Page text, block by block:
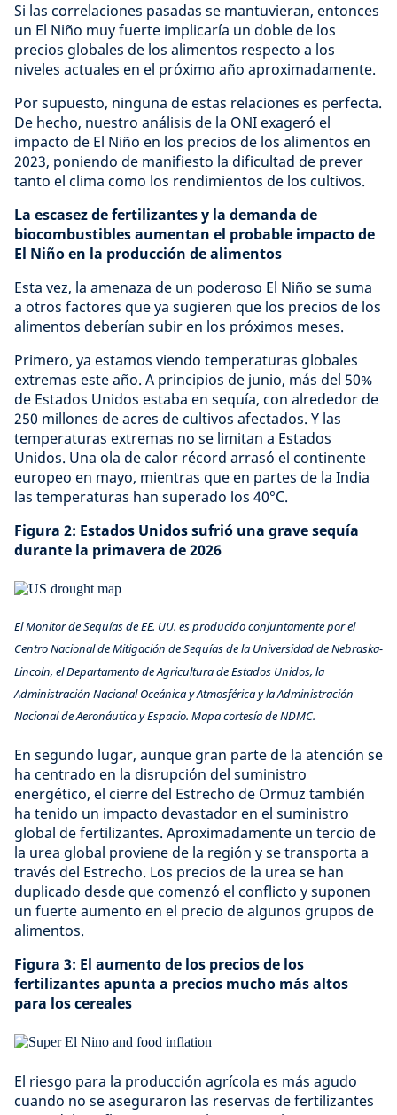
Si las correlaciones pasadas se mantuvieran, entonces
un El Niño muy fuerte implicaría un doble de los
precios globales de los alimentos respecto a los
niveles actuales en el próximo año aproximadamente.
Por supuesto, ninguna de estas relaciones es perfecta.
De hecho, nuestro análisis de la ONI exageró el
impacto de El Niño en los precios de los alimentos en
2023, poniendo de manifiesto la dificultad de prever
tanto el clima como los rendimientos de los cultivos.
La escasez de fertilizantes y la demanda de
biocombustibles aumentan el probable impacto de
El Niño en la producción de alimentos
Esta vez, la amenaza de un poderoso El Niño se suma
a otros factores que ya sugieren que los precios de los
alimentos deberían subir en los próximos meses.
Primero, ya estamos viendo temperaturas globales
extremas este año. A principios de junio, más del 50%
de Estados Unidos estaba en sequía, con alrededor de
250 millones de acres de cultivos afectados. Y las
temperaturas extremas no se limitan a Estados
Unidos. Una ola de calor récord arrasó el continente
europeo en mayo, mientras que en partes de la India
las temperaturas han superado los 40°C.
Figura 2: Estados Unidos sufrió una grave sequía
durante la primavera de 2026
El Monitor de Sequías de EE. UU. es producido conjuntamente por el
Centro Nacional de Mitigación de Sequías de la Universidad de Nebraska-
Lincoln, el Departamento de Agricultura de Estados Unidos, la
Administración Nacional Oceánica y Atmosférica y la Administración
Nacional de Aeronáutica y Espacio. Mapa cortesía de NDMC.
En segundo lugar, aunque gran parte de la atención se
ha centrado en la disrupción del suministro
energético, el cierre del Estrecho de Ormuz también
ha tenido un impacto devastador en el suministro
global de fertilizantes. Aproximadamente un tercio de
la urea global proviene de la región y se transporta a
través del Estrecho. Los precios de la urea se han
duplicado desde que comenzó el conflicto y suponen
un fuerte aumento en el precio de algunos grupos de
alimentos.
Figura 3: El aumento de los precios de los
fertilizantes apunta a precios mucho más altos
para los cereales
El riesgo para la producción agrícola es más agudo
cuando no se aseguraron las reservas de fertilizantes